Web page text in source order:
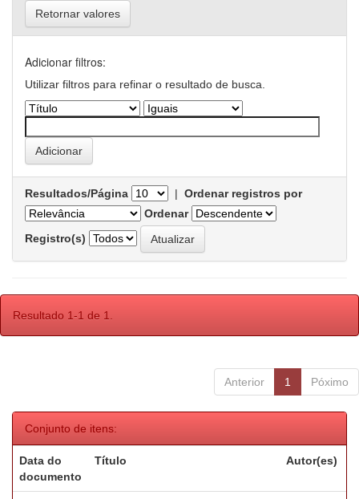
Retornar valores
Adicionar filtros:
Utilizar filtros para refinar o resultado de busca.
Resultados/Página | Ordenar registros por
Ordenar
Registro(s)
Resultado 1-1 de 1.
Anterior 1 Póximo
Conjunto de itens:
Data do
documento
Título Autor(es)